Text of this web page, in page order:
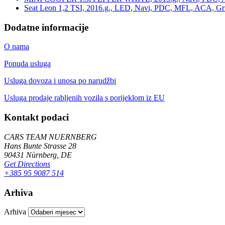
Seat Leon 1,2 TSI, 2016.g., LED, Navi, PDC, MFL, ACA,
Dodatne informacije
O nama
Ponuda usluga
Usluga dovoza i unosa po narudžbi
Usluga prodaje rabljenih vozila s porijeklom iz EU
Kontakt podaci
CARS TEAM NUERNBERG
Hans Bunte Strasse 28
90431 Nürnberg, DE
Get Directions
+385 95 9087 514
Arhiva
Arhiva